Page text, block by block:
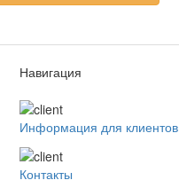
Навигация
Информация для клиентов
Контакты